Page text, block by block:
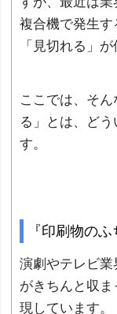
複合機で発生
「見切れる」
ここでは、そ
る」とは、ど
す。
『印刷物のふ
演劇やテレビ
がきちんと収
現しています。